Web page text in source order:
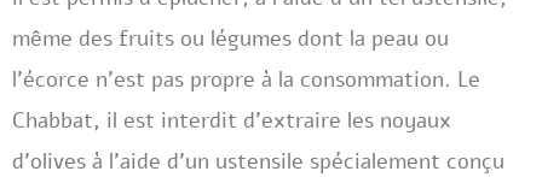
même des fruits ou légumes dont la peau ou
l’écorce n’est pas propre à la consommation. Le
Chabbat, il est interdit d’extraire les noyaux
d’olives à l’aide d’un ustensile spécialement conçu